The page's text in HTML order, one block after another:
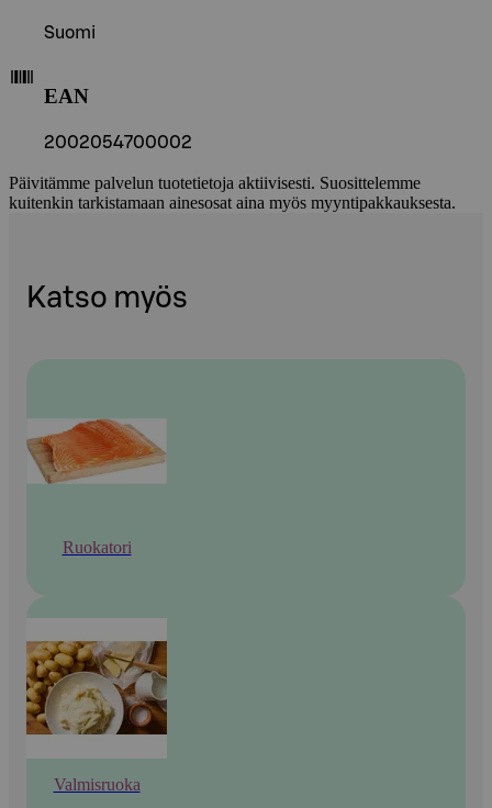
Suomi
EAN
2002054700002
Päivitämme palvelun tuotetietoja aktiivisesti. Suosittelemme
kuitenkin tarkistamaan ainesosat aina myös myyntipakkauksesta.
Katso myös
Ruokatori
Valmisruoka